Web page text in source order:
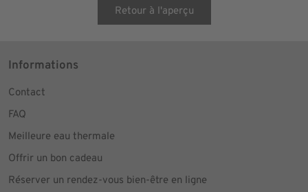
Retour à l'aperçu
Informations
Contact
FAQ
Meilleure eau thermale
Offrir un bon cadeau
Réserver un rendez-vous bien-être en ligne